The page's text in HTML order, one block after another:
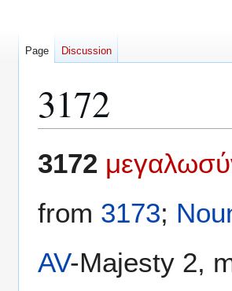
3172
to
to
3172
from 3173;
AV-Majesty 2,
Page Discussion